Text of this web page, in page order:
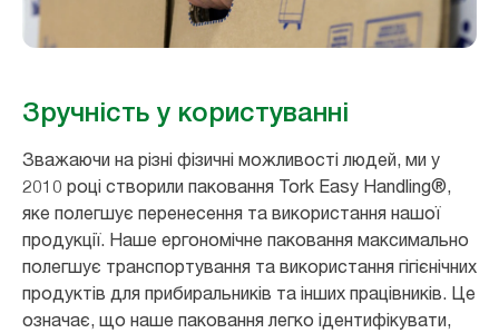
Зручність у користуванні
Зважаючи на різні фізичні можливості людей, ми у
2010 році створили паковання Tork Easy Handling®,
яке полегшує перенесення та використання нашої
продукції. Наше ергономічне паковання максимально
полегшує транспортування та використання гігієнічних
продуктів для прибиральників та інших працівників. Це
означає, що наше паковання легко ідентифікувати,